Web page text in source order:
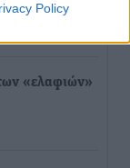
Policy
«ελαφιών»